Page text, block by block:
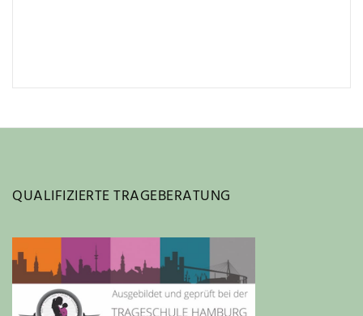
QUALIFIZIERTE TRAGEBERATUNG